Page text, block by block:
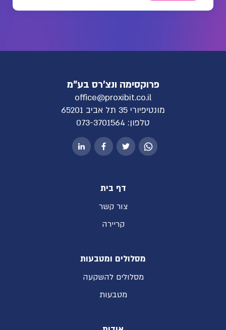
פרוקסימה ונצ'רס בע"מ
office@proxibit.co.il
מונטיפיורי 35 תל אביב 65201
טלפון: 073-3701564
דף בית
צור קשר
קריירה
מסלולים ומטבעות
מסלולים להשקעה
מטבעות